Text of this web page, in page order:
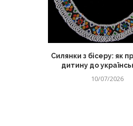
Силянки з бісеру: як
дитину до
10/07/2026